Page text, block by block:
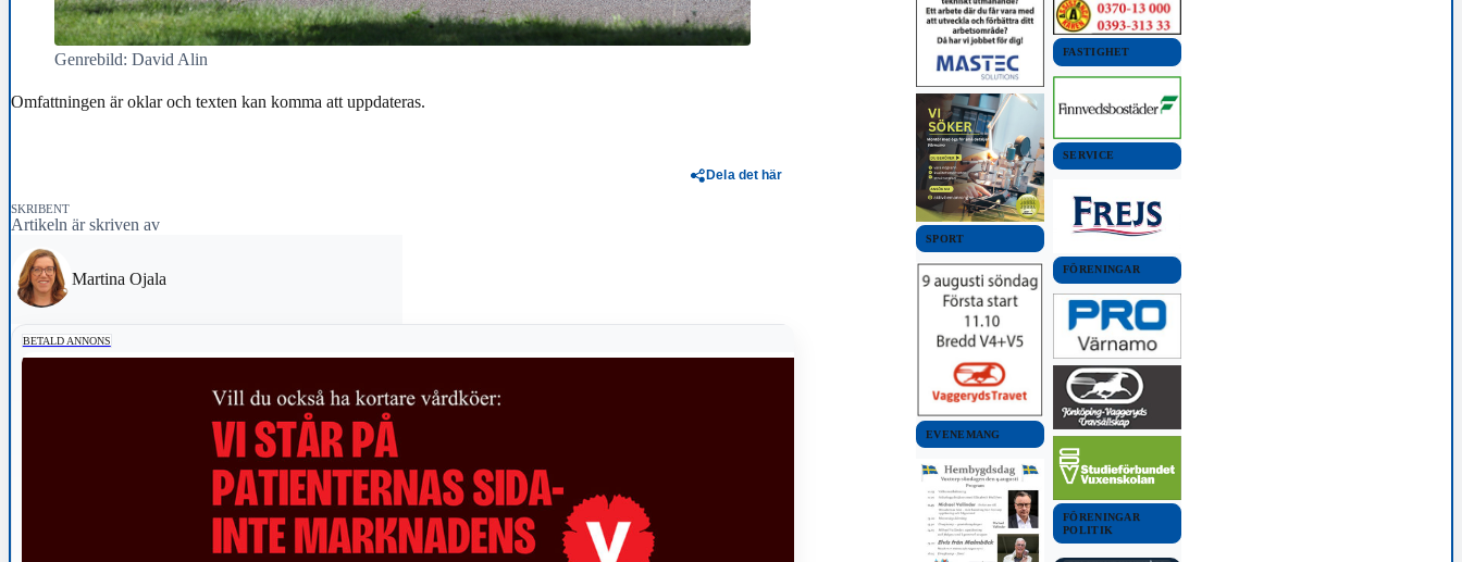
Genrebild: David Alin
Omfattningen är oklar och texten kan komma att uppdateras.
Dela det här
SKRIBENT
Artikeln är skriven av
Martina Ojala
BETALD ANNONS
SPORT
EVENEMANG
FASTIGHET
SERVICE
FÖRENINGAR
FÖRENINGAR
POLITIK